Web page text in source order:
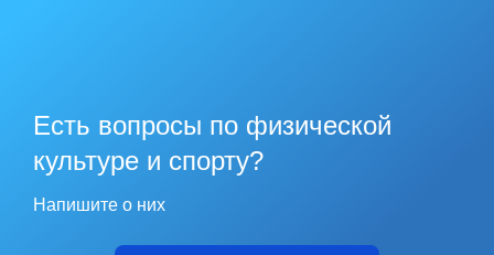
Есть вопросы по физической
культуре и спорту?
Напишите о них